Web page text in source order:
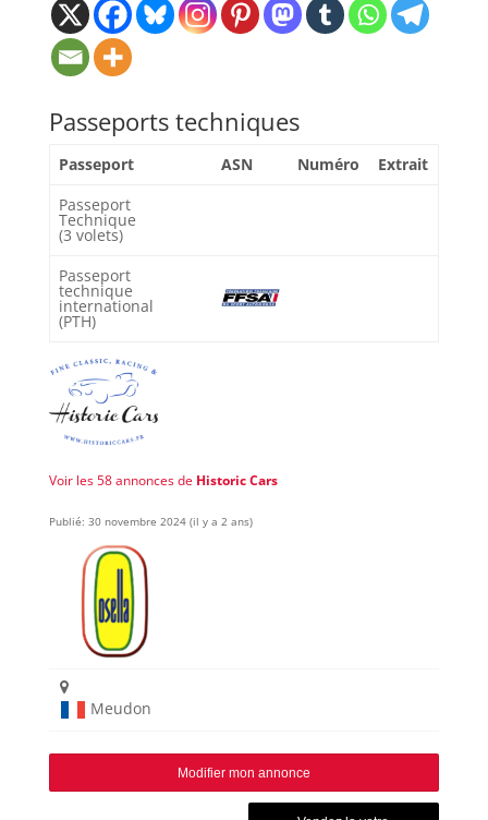
Passeports techniques
Passeport ASN Numéro
Extrait
Passeport
Technique
(3 volets)
Passeport
technique
international
(PTH)
Voir les 58 annonces de Historic Cars
Publié: 30 novembre 2024 (il y a 2 ans)
Meudon
Modifier mon annonce